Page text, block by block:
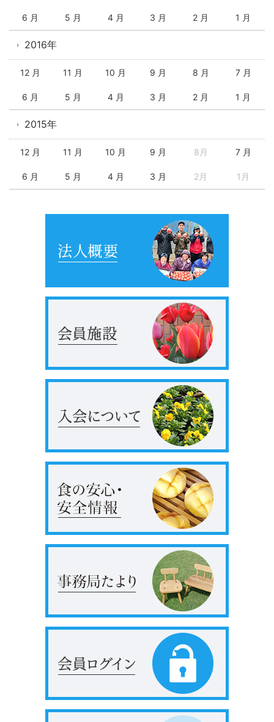
6 月 5 月 4 月 3 月 2 月 1 月
2016年
12 月 11 月 10 月 9 月 8 月 7 月
6 月 5 月 4 月 3 月 2 月 1 月
2015年
12 月 11 月 10 月 9 月 8月 7 月
6 月 5 月 4 月 3 月 2月 1月